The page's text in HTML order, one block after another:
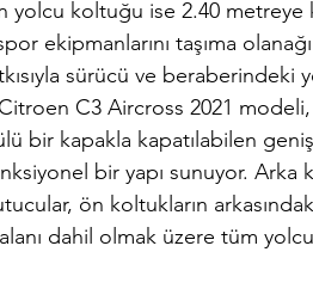
yolcu koltuğu ise 2.40
ekipmanlarını taşıma
sürücü ve beraberindeki
C3 Aircross 2021
bir kapakla kapatılabilen
bir yapı sunuyor. Arka
ön koltukların
dahil olmak üzere tüm